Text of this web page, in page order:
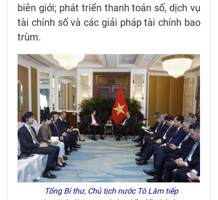
biên giới; phát triển thanh toán số, dịch vụ
tài chính số và các giải pháp tài chính bao
trùm.
Tổng Bí thư, Chủ tịch nước Tô Lâm tiếp